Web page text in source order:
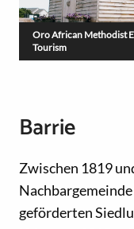
Oro African Methodist
Tourism
Barrie
Zwischen 1819
geförderten